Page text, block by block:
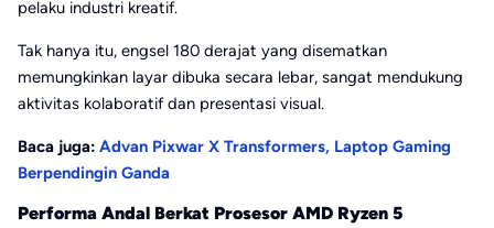
pelaku industri kreatif.
Tak hanya itu, engsel 180 derajat yang disematkan
memungkinkan layar dibuka secara lebar, sangat mendukung
aktivitas kolaboratif dan presentasi visual.
Baca juga: Advan Pixwar X Transformers, Laptop Gaming
Berpendingin Ganda
Performa Andal Berkat Prosesor AMD Ryzen 5